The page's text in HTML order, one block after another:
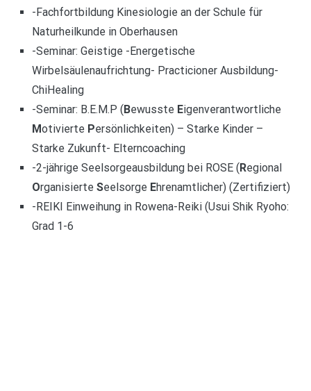
-Fachfortbildung Kinesiologie an der Schule für
Naturheilkunde in Oberhausen
-Seminar: Geistige -Energetische
Wirbelsäulenaufrichtung- Practicioner Ausbildung-
ChiHealing
-Seminar: B.E.M.P (Bewusste Eigenverantwortliche
Motivierte Persönlichkeiten) – Starke Kinder –
Starke Zukunft- Elterncoaching
-2-jährige Seelsorgeausbildung bei ROSE (Regional
Organisierte Seelsorge Ehrenamtlicher) (Zertifiziert)
-REIKI Einweihung in Rowena-Reiki (Usui Shik Ryoho:
Grad 1-6